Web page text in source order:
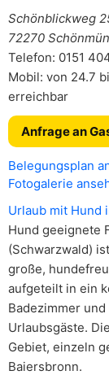
Schönblickweg
72270
Telefon: 0151
Mobil: von 24.7
erreichbar
Anfrage an
Belegungsplan
Fotogalerie
Urlaub mit Hund
Hund geeignete
(Schwarzwald)
große,
aufgeteilt in ein
Badezimmer
Urlaubsgäste.
Gebiet, einzeln
Baiersbronn.